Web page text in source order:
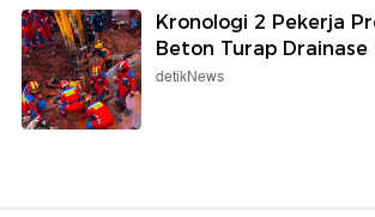
Kronologi 2 Pekerja
Beton Turap
detikNews